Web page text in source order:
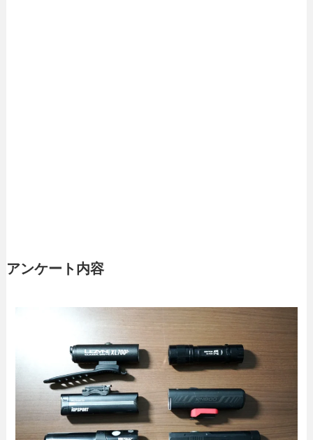
アンケート内容